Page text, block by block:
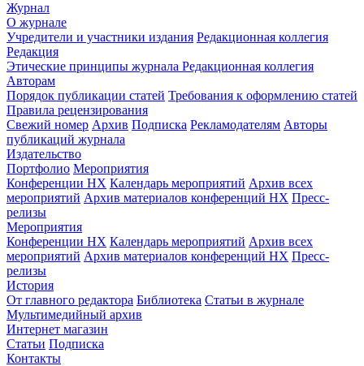
Журнал
О журнале
Учредители и участники издания Редакционная коллегия
Редакция
Этические принципы журнала Редакционная коллегия
Авторам
Порядок публикации статей Требования к оформлению статей
Правила рецензирования
Свежий номер Архив Подписка Рекламодателям Авторы
публикаций журнала
Издательство
Портфолио Мероприятия
Конференции НХ Календарь мероприятий Архив всех
мероприятий Архив материалов конференций НХ Пресс-
релизы
Мероприятия
Конференции НХ Календарь мероприятий Архив всех
мероприятий Архив материалов конференций НХ Пресс-
релизы
История
От главного редактора Библиотека Статьи в журнале
Мультимедийный архив
Интернет магазин
Статьи Подписка
Контакты